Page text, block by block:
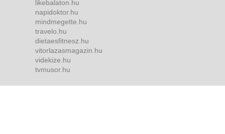
likebalaton.hu
napidoktor.hu
mindmegette.hu
travelo.hu
dietaesfitnesz.hu
vitorlazasmagazin.hu
videkize.hu
tvmusor.hu